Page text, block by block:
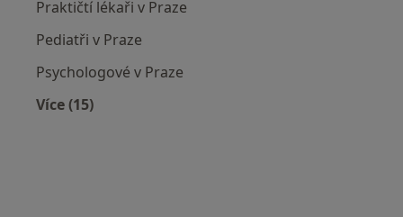
Praktičtí lékaři v Praze
Pediatři v Praze
Psychologové v Praze
Více (15)